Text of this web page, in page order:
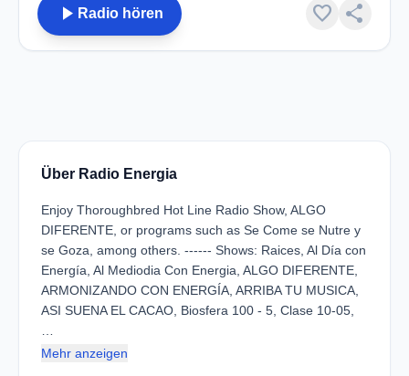
play_arrow Radio hören favorite share
Über Radio Energia
Enjoy Thoroughbred Hot Line Radio Show, ALGO
DIFERENTE, or programs such as Se Come se Nutre y
se Goza, among others. ------ Shows: Raices, Al Día con
Energía, Al Mediodia Con Energia, ALGO DIFERENTE,
ARMONIZANDO CON ENERGÍA, ARRIBA TU MUSICA,
ASI SUENA EL CACAO, Biosfera 100 - 5, Clase 10-05,
Mehr anzeigen